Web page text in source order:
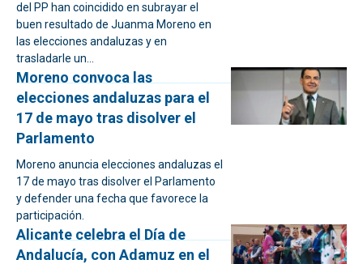
del PP han coincidido en subrayar el
buen resultado de Juanma Moreno en
las elecciones andaluzas y en
trasladarle un...
Moreno convoca las
elecciones andaluzas para el
17 de mayo tras disolver el
Parlamento
Moreno anuncia elecciones andaluzas el
17 de mayo tras disolver el Parlamento
y defender una fecha que favorece la
participación.
Alicante celebra el Día de
Andalucía, con Adamuz en el